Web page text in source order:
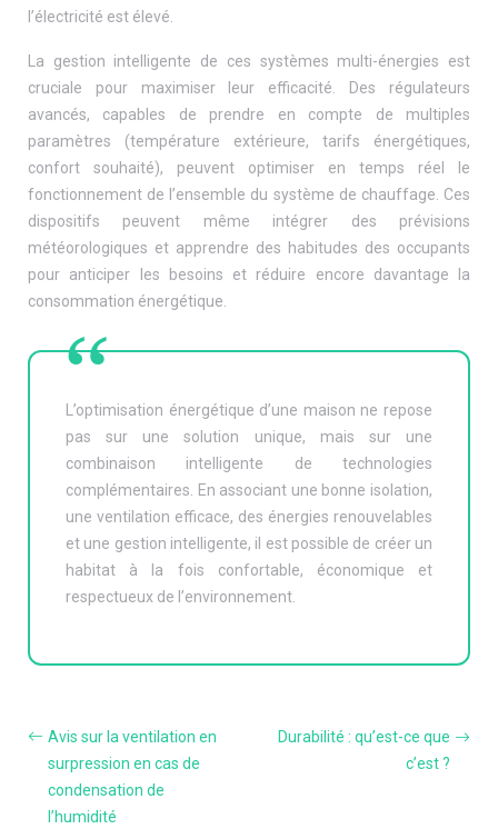
l’électricité est élevé.
La gestion intelligente de ces systèmes multi-énergies est
cruciale pour maximiser leur efficacité. Des régulateurs
avancés, capables de prendre en compte de multiples
paramètres (température extérieure, tarifs énergétiques,
confort souhaité), peuvent optimiser en temps réel le
fonctionnement de l’ensemble du système de chauffage. Ces
dispositifs peuvent même intégrer des prévisions
météorologiques et apprendre des habitudes des occupants
pour anticiper les besoins et réduire encore davantage la
consommation énergétique.
L’optimisation énergétique d’une maison ne repose
pas sur une solution unique, mais sur une
combinaison intelligente de technologies
complémentaires. En associant une bonne isolation,
une ventilation efficace, des énergies renouvelables
et une gestion intelligente, il est possible de créer un
habitat à la fois confortable, économique et
respectueux de l’environnement.
Avis sur la ventilation en
surpression en cas de
condensation de
l’humidité
Durabilité : qu’est-ce que
c’est ?